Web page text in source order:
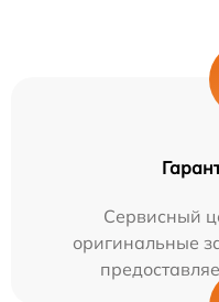
Сервисный
оригинальные